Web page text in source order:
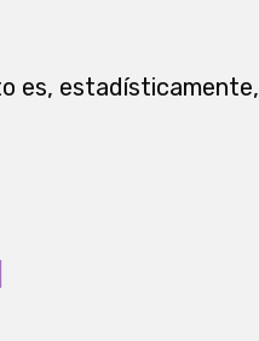
es, estadísticamente,